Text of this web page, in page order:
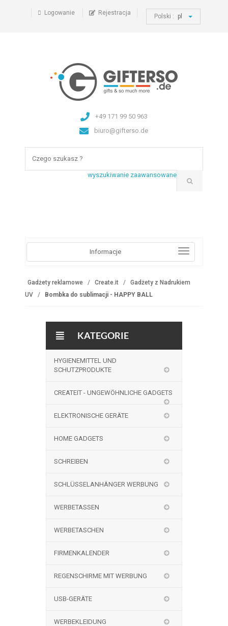
Logowanie Rejestracja Polski : pl
+49 171 99 50 963
biuro@gifterso.de
wyszukiwanie zaawansowane
Informacje
Gadżety reklamowe Create.it
Gadżety z Nadrukiem
UV
Bombka do sublimacji - HAPPY BALL
KATEGORIE
HYGIENEMITTEL UND
SCHUTZPRODUKTE
CREATEIT - UNGEWÖHNLICHE GADGETS
ELEKTRONISCHE GERÄTE
HOME GADGETS
SCHREIBEN
SCHLÜSSELANHÄNGER WERBUNG
WERBETASSEN
WERBETASCHEN
FIRMENKALENDER
REGENSCHIRME MIT WERBUNG
USB-GERÄTE
WERBEKLEIDUNG